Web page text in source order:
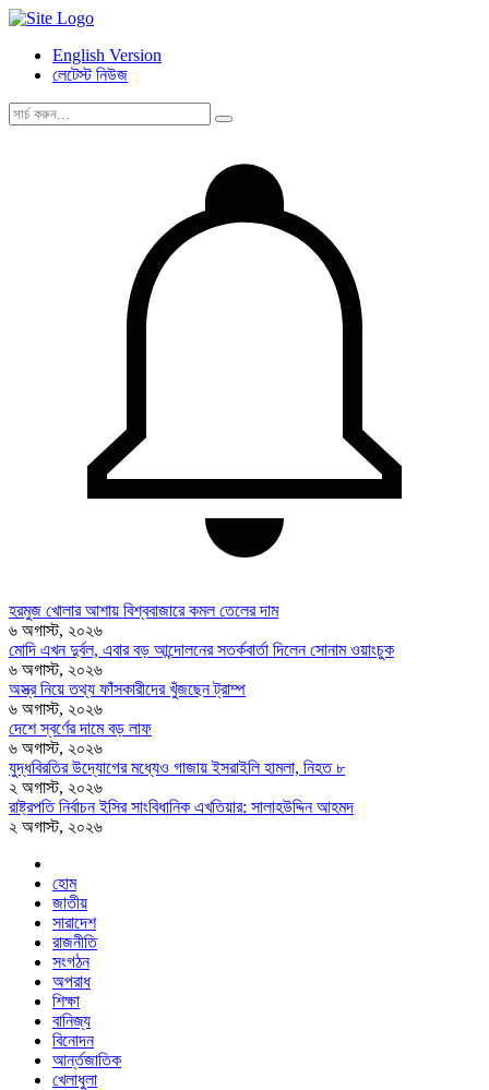
English Version
লেটেস্ট নিউজ
হরমুজ খোলার আশায় বিশ্ববাজারে কমল তেলের দাম
৬ অগাস্ট, ২০২৬
মোদি এখন দুর্বল, এবার বড় আন্দোলনের সতর্কবার্তা দিলেন সোনাম ওয়াংচুক
৬ অগাস্ট, ২০২৬
অস্ত্র নিয়ে তথ্য ফাঁসকারীদের খুঁজছেন ট্রাম্প
৬ অগাস্ট, ২০২৬
দেশে স্বর্ণের দামে বড় লাফ
৬ অগাস্ট, ২০২৬
যুদ্ধবিরতির উদ্যোগের মধ্যেও গাজায় ইসরাইলি হামলা, নিহত ৮
২ অগাস্ট, ২০২৬
রাষ্ট্রপতি নির্বাচন ইসির সাংবিধানিক এখতিয়ার: সালাহউদ্দিন আহমদ
২ অগাস্ট, ২০২৬
হোম
জাতীয়
সারাদেশ
রাজনীতি
সংগঠন
অপরাধ
শিক্ষা
বানিজ্য
বিনোদন
আর্ন্তজাতিক
খেলাধুলা